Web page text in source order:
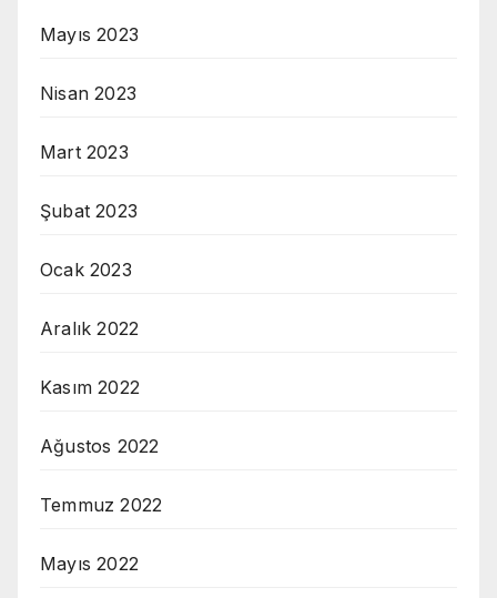
Mayıs 2023
Nisan 2023
Mart 2023
Şubat 2023
Ocak 2023
Aralık 2022
Kasım 2022
Ağustos 2022
Temmuz 2022
Mayıs 2022